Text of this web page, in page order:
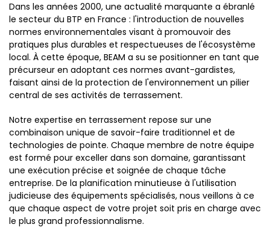
Dans les années 2000, une actualité marquante a ébranlé
le secteur du BTP en France : l'introduction de nouvelles
normes environnementales visant à promouvoir des
pratiques plus durables et respectueuses de l'écosystème
local. À cette époque, BEAM a su se positionner en tant que
précurseur en adoptant ces normes avant-gardistes,
faisant ainsi de la protection de l'environnement un pilier
central de ses activités de terrassement.
Notre expertise en terrassement repose sur une
combinaison unique de savoir-faire traditionnel et de
technologies de pointe. Chaque membre de notre équipe
est formé pour exceller dans son domaine, garantissant
une exécution précise et soignée de chaque tâche
entreprise. De la planification minutieuse à l'utilisation
judicieuse des équipements spécialisés, nous veillons à ce
que chaque aspect de votre projet soit pris en charge avec
le plus grand professionnalisme.